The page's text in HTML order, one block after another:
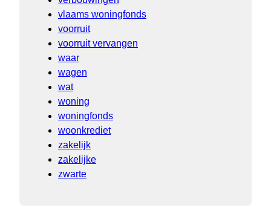
vlaams woningfonds
voorruit
voorruit vervangen
waar
wagen
wat
woning
woningfonds
woonkrediet
zakelijk
zakelijke
zwarte